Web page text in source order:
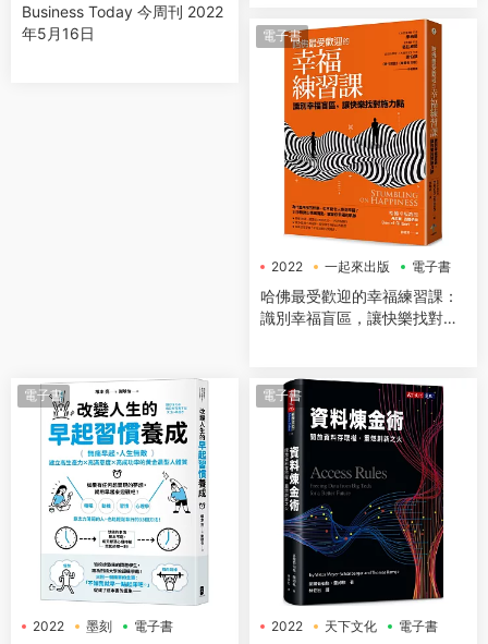
Business Today 今周刊 2022
年5月16日
電子書
2022 一起來出版 電子書
哈佛最受歡迎的幸福練習課：
識別幸福盲區，讓快樂找對施
電子書
2022 墨刻 電子書
電子書
2022 天下文化 電子書